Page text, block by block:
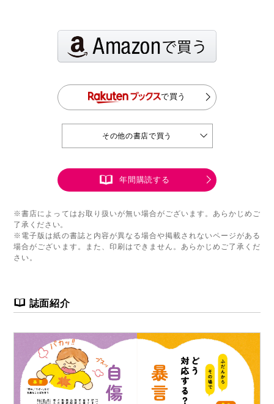
で買う
その他の書店で買う
年間購読する
※書店によってはお取り扱いが無い場合がございます。あらかじめご
了承ください。
※電子版は紙の書誌と内容が異なる場合や掲載されないページがある
場合がございます。また、印刷はできません。あらかじめご了承くだ
さい。
誌面紹介